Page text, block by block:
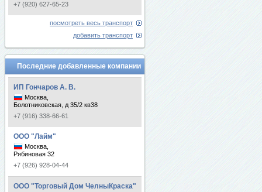
+7 (920) 627-65-23
посмотреть весь транспорт
добавить транспорт
Последние добавленные компании
ИП Гончаров А. В.
Москва,
Болотниковская, д 35/2 кв38
+7 (916) 338-66-61
ООО "Лайм"
Москва,
Рябиновая 32
+7 (926) 928-04-44
ООО "Торговый Дом ЧелныКраска"